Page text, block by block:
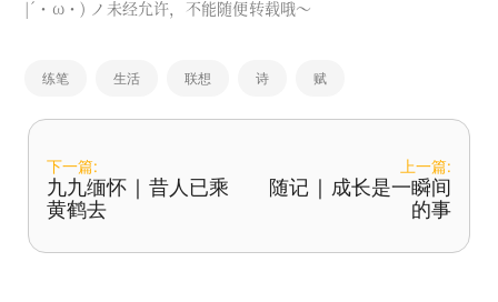
|´・ω・) ノ未经允许，不能随便转载哦～
练笔 生活 联想 诗 赋
下一篇:
九九缅怀 | 昔人已乘
黄鹤去
上一篇:
随记 | 成长是一瞬间
的事